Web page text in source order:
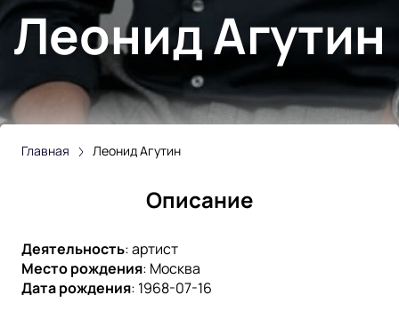
Леонид Агутин
Главная Леонид Агутин
Описание
Деятельность:артист
Место рождения: Москва
Дата рождения: 1968-07-16